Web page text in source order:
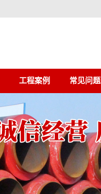
工程案例 常见问题